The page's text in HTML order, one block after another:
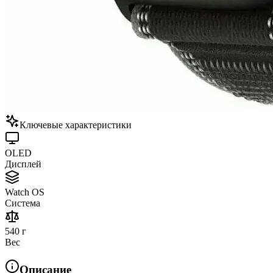
Ключевые характеристики
OLED
Дисплей
Watch OS
Система
540 г
Вес
Описание